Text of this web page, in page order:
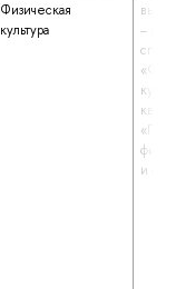
Физическая
культура
–
и